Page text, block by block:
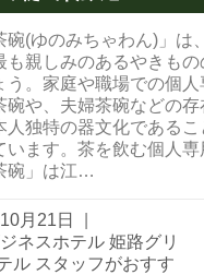
碗(ゆのみちゃわん)」は
も親しみのあるやきもの
う。家庭や職場での個人
碗や、夫婦茶碗などの存
人独特の器文化であるこ
います。茶を飲む個人専
碗」は江…
月21日
ネスホテル 姫路グリ
ル スタッフがおすす